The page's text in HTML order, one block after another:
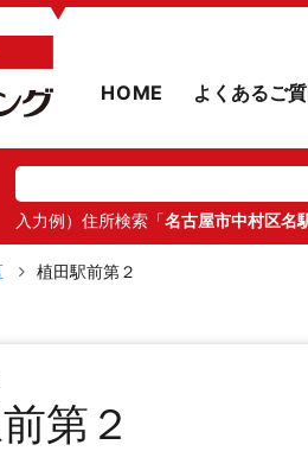
▼
HOME よくあるご
入力例）住所検索「名古屋市中村区名
植田駅前第２
第２